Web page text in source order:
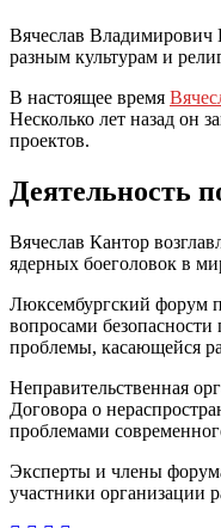
Вячеслав Владимирович
разным культурам и
В настоящее время
Несколько лет назад он
проектов.
Деятельность
Вячеслав Кантор
ядерных боеголовок в
Люксембургский форум
вопросами
проблемы, касающейся
Неправительственная
Договора о
проблемами
Эксперты и члены
участники организации